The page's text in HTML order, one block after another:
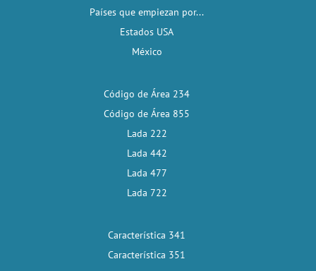
Países que empiezan por...
Estados USA
México
Código de Área 234
Código de Área 855
Lada 222
Lada 442
Lada 477
Lada 722
Característica 341
Característica 351